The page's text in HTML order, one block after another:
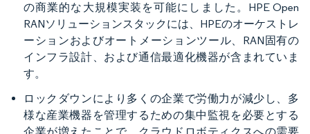
の商業的な大規模実装を可能にしました。HPE Open
RANソリューションスタックには、HPEのオーケストレ
ーションおよびオートメーションツール、RAN固有の
インフラ設計、および通信最適化機器が含まれていま
す。
ロックダウンにより多くの企業で労働力が減少し、多
様な産業機器を管理するための集中監視を必要とする